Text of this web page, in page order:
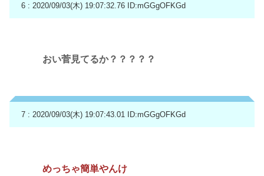
6 : 2020/09/03(木) 19:07:32.76 ID:mGGgOFKGd
おい菅見てるか？？？？？
7 : 2020/09/03(木) 19:07:43.01 ID:mGGgOFKGd
めっちゃ簡単やんけ